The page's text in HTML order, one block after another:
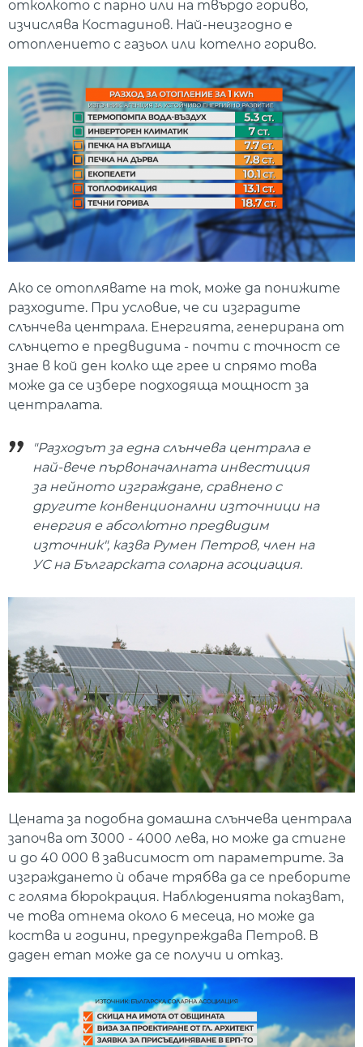
отколкото с парно или на твърдо гориво,
изчислява Костадинов. Най-неизгодно е
отоплението с газьол или котелно гориво.
Ако се отоплявате на ток, може да понижите
разходите. При условие, че си изградите
слънчева централа. Енергията, генерирана от
слънцето е предвидима - почти с точност се
знае в кой ден колко ще грее и спрямо това
може да се избере подходяща мощност за
централата.
"Разходът за една слънчева централа е
най-вече първоначалната инвестиция
за нейното изграждане, сравнено с
другите конвенционални източници на
енергия е абсолютно предвидим
източник", казва Румен Петров, член на
УС на Българската соларна асоциация.
Цената за подобна домашна слънчева централа
започва от 3000 - 4000 лева, но може да стигне
и до 40 000 в зависимост от параметрите. За
изграждането ѝ обаче трябва да се преборите
с голяма бюрокрация. Наблюденията показват,
че това отнема около 6 месеца, но може да
коства и години, предупреждава Петров. В
даден етап може да се получи и отказ.